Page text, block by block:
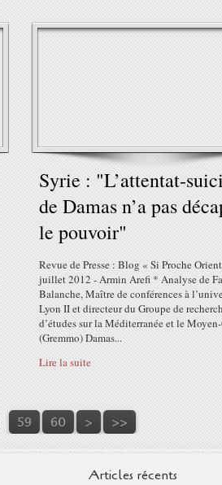
Syrie : "L’attentat-
de Damas n’a pas
le pouvoir"
Revue de Presse : Blog « Si Proche
juillet 2012 - Armin Arefi * Analyse de
Balanche, Maître de conférences à
Lyon II et directeur du Groupe de
d’études sur la Méditerranée et le
(Gremmo) Damas...
Lire la suite
59 60 > >>
Articles récents